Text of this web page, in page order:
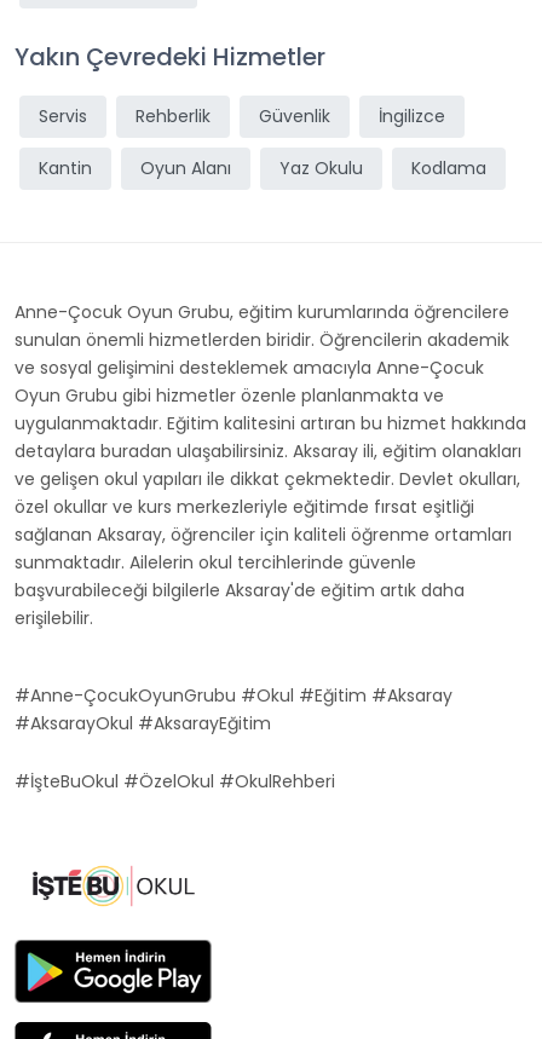
Yakın Çevredeki Hizmetler
Servis Rehberlik Güvenlik İngilizce
Kantin Oyun Alanı Yaz Okulu Kodlama
Anne-Çocuk Oyun Grubu, eğitim kurumlarında öğrencilere
sunulan önemli hizmetlerden biridir. Öğrencilerin akademik
ve sosyal gelişimini desteklemek amacıyla Anne-Çocuk
Oyun Grubu gibi hizmetler özenle planlanmakta ve
uygulanmaktadır. Eğitim kalitesini artıran bu hizmet hakkında
detaylara buradan ulaşabilirsiniz. Aksaray ili, eğitim olanakları
ve gelişen okul yapıları ile dikkat çekmektedir. Devlet okulları,
özel okullar ve kurs merkezleriyle eğitimde fırsat eşitliği
sağlanan Aksaray, öğrenciler için kaliteli öğrenme ortamları
sunmaktadır. Ailelerin okul tercihlerinde güvenle
başvurabileceği bilgilerle Aksaray'de eğitim artık daha
erişilebilir.
#Anne-ÇocukOyunGrubu #Okul #Eğitim #Aksaray
#AksarayOkul #AksarayEğitim
#İşteBuOkul #ÖzelOkul #OkulRehberi